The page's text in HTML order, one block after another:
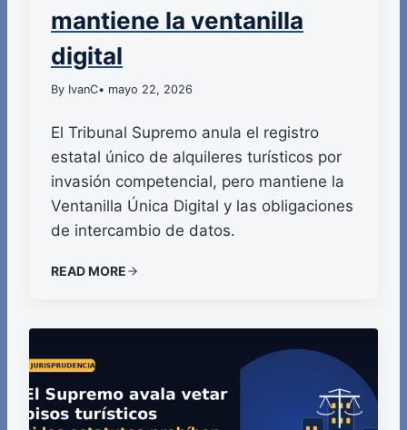
mantiene la ventanilla
digital
By IvanC• mayo 22, 2026
El Tribunal Supremo anula el registro
estatal único de alquileres turísticos por
invasión competencial, pero mantiene la
Ventanilla Única Digital y las obligaciones
de intercambio de datos.
READ MORE